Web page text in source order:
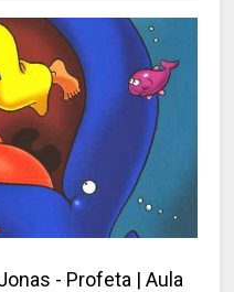
- Profeta | Aula